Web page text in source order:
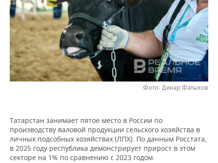
НЕФТЬ
ОПК
ЭНЕРГЕТИКА
РОЗНИЧНАЯ ТОРГОВЛЯ
ТРАНСПОРТ
УСЛУГИ
НОВОСТИ ТЕХНОЛОГИЙ
IT
МЕДИА
ТЕЛЕКОММУНИКАЦИИ
МЕРОПРИЯТИЯ
НОВОСТИ МЕРОПРИЯТИЙ
ВЫЕЗДНАЯ РЕДАКЦИЯ
БИЗНЕС-БРАНЧИ
ОТКРЫТАЯ ЛЕКЦИЯ
СПОРТ
НОВОСТИ СПОРТА
ФУТБОЛ
БАСКЕТБОЛ
ВОЛЕЙБОЛ
ОБЩЕСТВО
НОВОСТИ ОБЩЕСТВА
ИНФРАСТРУКТУРА
ИСТОРИЯ
ФОТОГАЛЕРЕЯ
СПРАВОЧНИК
СПИСОК ПЕРСОН
ПОЛНАЯ ВЕРСИЯ
Фото: Динар Фатыхов
Татарстан занимает пятое место в России по
производству валовой продукции сельского хозяйства в
личных подсобных хозяйствах (ЛПХ). По данным Росстата,
в 2025 году республика демонстрирует прирост в этом
секторе на 1% по сравнению с 2023 годом.